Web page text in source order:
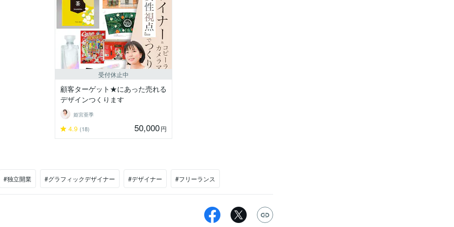
受付休止中
顧客ターゲット★にあった売れる
デザインつくります
姫宮亜季
4.9 (18) 50,000円
#独立開業 #グラフィックデザイナー #デザイナー #フリーランス